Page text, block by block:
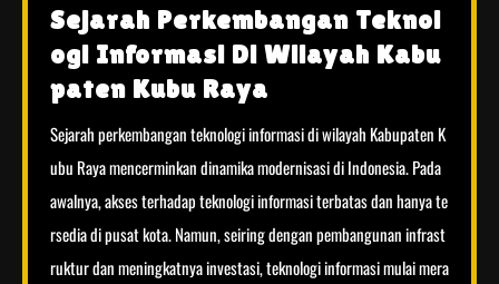
Sejarah Perkembangan Teknol
ogi Informasi Di Wilayah Kabu
paten Kubu Raya
Sejarah perkembangan teknologi informasi di wilayah Kabupaten K
ubu Raya mencerminkan dinamika modernisasi di Indonesia. Pada
awalnya, akses terhadap teknologi informasi terbatas dan hanya te
rsedia di pusat kota. Namun, seiring dengan pembangunan infrast
ruktur dan meningkatnya investasi, teknologi informasi mulai mera